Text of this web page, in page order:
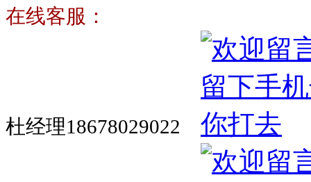
在线客服：
杜经理18678029022